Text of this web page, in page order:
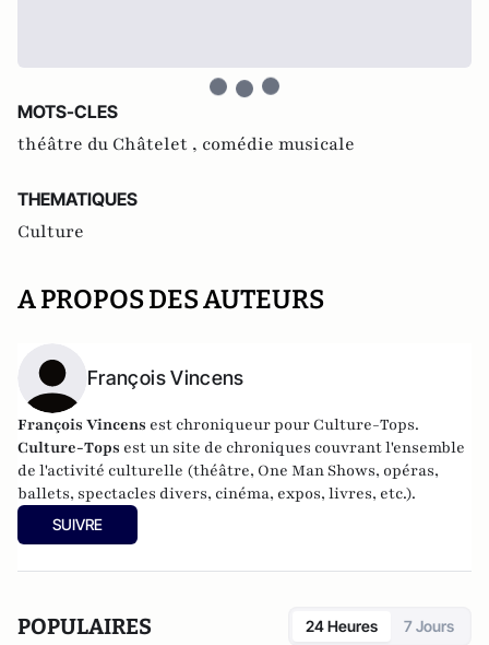
MOTS-CLES
théâtre du Châtelet , comédie musicale
THEMATIQUES
Culture
A PROPOS DES AUTEURS
François Vincens
François Vincens est chroniqueur pour Culture-Tops.
Culture-Tops est un site de chroniques couvrant l'ensemble
de l'activité culturelle (théâtre, One Man Shows, opéras,
ballets, spectacles divers, cinéma, expos, livres, etc.).
SUIVRE
POPULAIRES 24 Heures 7 Jours